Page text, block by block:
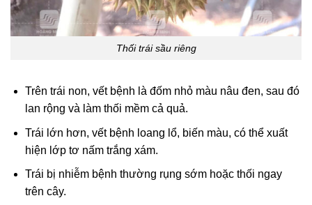
Thối trái sầu riêng
Trên trái non, vết bệnh là đốm nhỏ màu nâu đen, sau đó
lan rộng và làm thối mềm cả quả.
Trái lớn hơn, vết bệnh loang lổ, biến màu, có thể xuất
hiện lớp tơ nấm trắng xám.
Trái bị nhiễm bệnh thường rụng sớm hoặc thối ngay
trên cây.